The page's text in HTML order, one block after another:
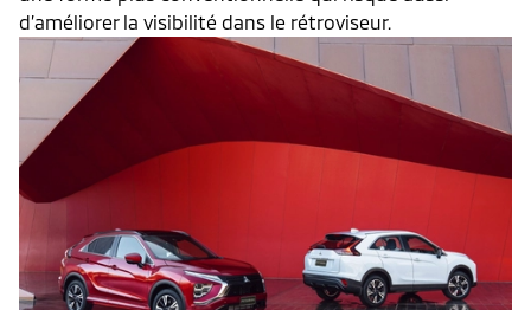
d’améliorer la visibilité dans le rétroviseur.